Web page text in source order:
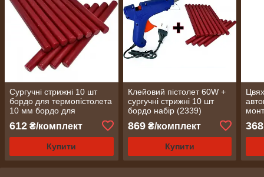
Сургучні стрижні 10 шт
бордо для термопістолета
10 мм бордо для
сургучних печаток (2340)
612 ₴/комплект
Купити
Клейовий пістолет 60W +
сургучні стрижні 10 шт
бордо набір (2339)
869₴/комплект
Купити
368